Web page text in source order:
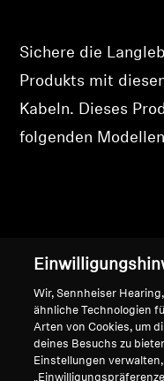
Sichere die
Produkts mit
Kabeln. Dieses
folgenden
Impressum
Globale
Wir, Sennheiser
ähnliche Technologien
Arten von Cookies, um
deines Besuchs zu
Einstellungen